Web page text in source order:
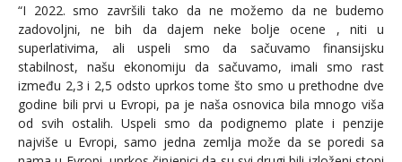
“I 2022. smo završili tako da ne možemo da ne budemo
zadovoljni, ne bih da dajem neke bolje ocene , niti u
superlativima, ali uspeli smo da sačuvamo finansijsku
stabilnost, našu ekonomiju da sačuvamo, imali smo rast
između 2,3 i 2,5 odsto uprkos tome što smo u prethodne dve
godine bili prvi u Evropi, pa je naša osnovica bila mnogo viša
od svih ostalih. Uspeli smo da podignemo plate i penzije
najviše u Evropi, samo jedna zemlja može da se poredi sa